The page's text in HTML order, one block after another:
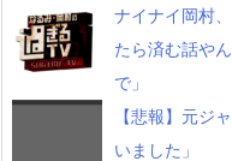
ナイナイ岡村
たら済む話や
で」
【悲報】元ジ
いました」